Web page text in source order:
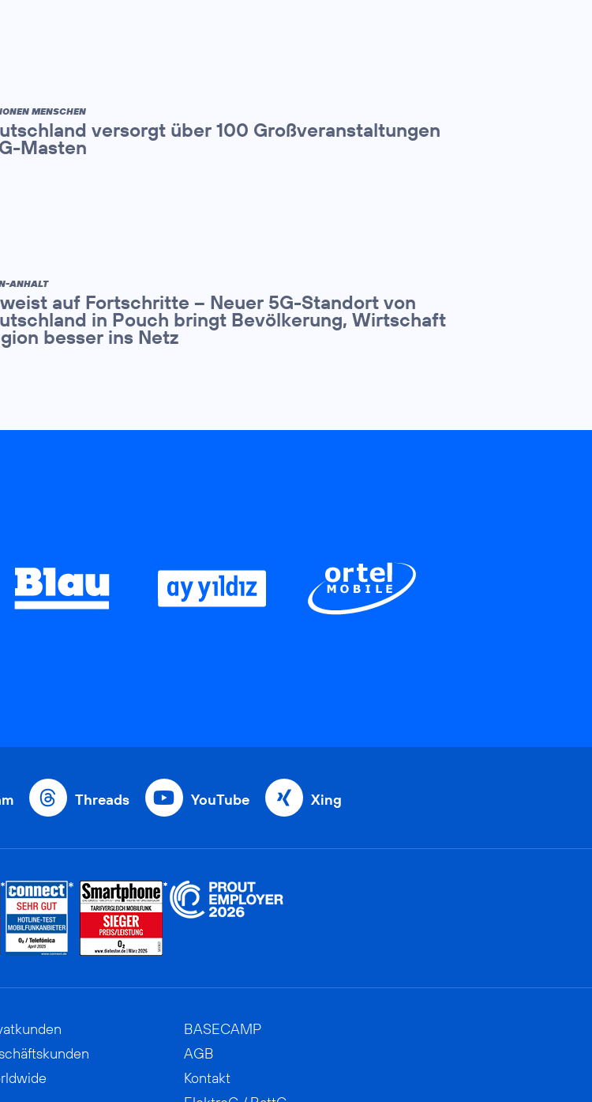
MENSCHEN
versorgt über 100 Großveranstaltungen
Masten
ANHALT
auf Fortschritte – Neuer 5G-Standort von
in Pouch bringt Bevölkerung, Wirtschaft
besser ins Netz
Threads YouTube Xing
BASECAMP
AGB
Kontakt